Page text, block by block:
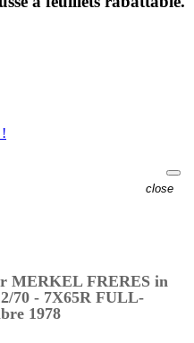
close
MERKEL FRERES in
70 - 7X65R FULL-
1978